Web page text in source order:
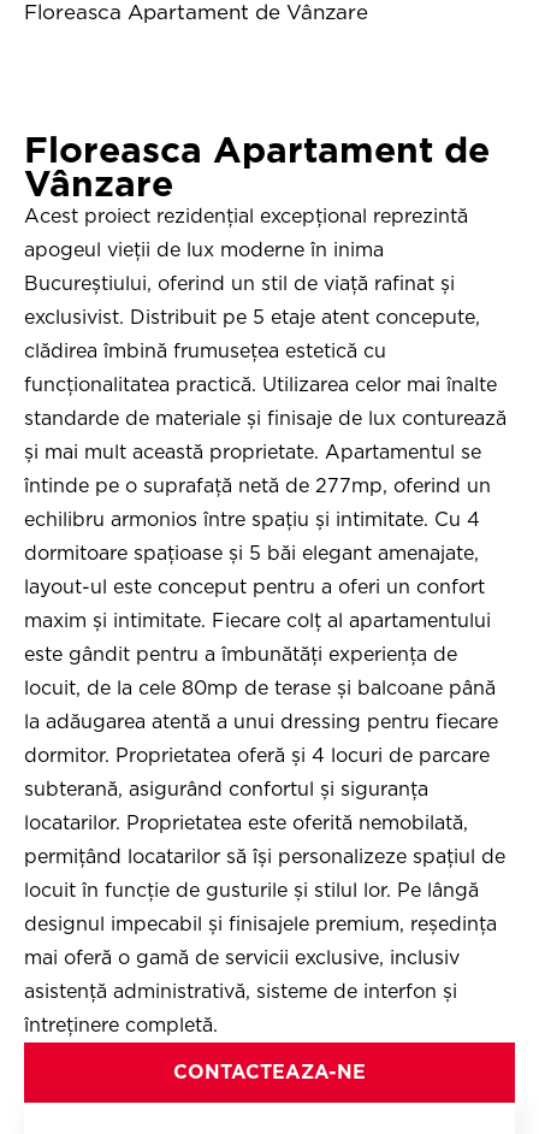
Floreasca Apartament de Vânzare
Floreasca Apartament de
Vânzare
Acest proiect rezidențial excepțional reprezintă
apogeul vieții de lux moderne în inima
Bucureștiului, oferind un stil de viață rafinat și
exclusivist. Distribuit pe 5 etaje atent concepute,
clădirea îmbină frumusețea estetică cu
funcționalitatea practică. Utilizarea celor mai înalte
standarde de materiale și finisaje de lux conturează
și mai mult această proprietate. Apartamentul se
întinde pe o suprafață netă de 277mp, oferind un
echilibru armonios între spațiu și intimitate. Cu 4
dormitoare spațioase și 5 băi elegant amenajate,
layout-ul este conceput pentru a oferi un confort
maxim și intimitate. Fiecare colț al apartamentului
este gândit pentru a îmbunătăți experiența de
locuit, de la cele 80mp de terase și balcoane până
la adăugarea atentă a unui dressing pentru fiecare
dormitor. Proprietatea oferă și 4 locuri de parcare
subterană, asigurând confortul și siguranța
locatarilor. Proprietatea este oferită nemobilată,
permițând locatarilor să își personalizeze spațiul de
locuit în funcție de gusturile și stilul lor. Pe lângă
designul impecabil și finisajele premium, reședința
mai oferă o gamă de servicii exclusive, inclusiv
asistență administrativă, sisteme de interfon și
întreținere completă.
CONTACTEAZA-NE